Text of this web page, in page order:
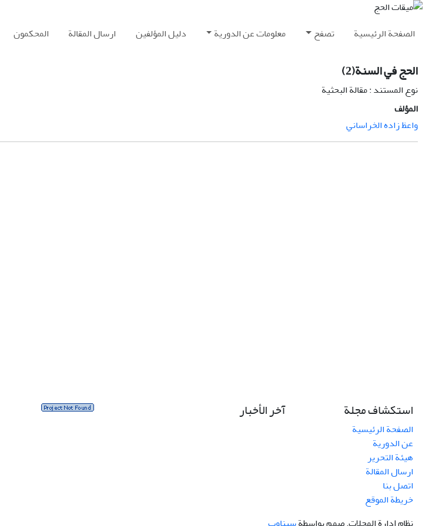
الصفحة الرئيسية تصفح معلومات عن الدورية دليل المؤلفين ارسال المقالة المحكمون
الحج في السنة(2)
نوع المستند : مقالة البحثية
المؤلف
واعظ زاده الخراساني
استكشاف مجلة
الصفحة الرئيسية
عن الدورية
هيئة التحرير
ارسال المقالة
اتصل بنا
خريطة الموقع
آخر الأخبار